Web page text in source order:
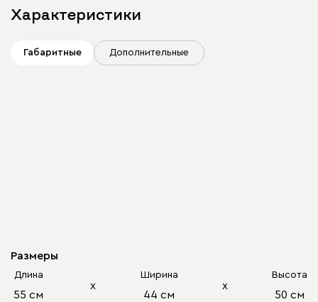
Характеристики
Габаритные Дополнительные
Размеры
Длина
55 см
х
Ширина
44 см
х
Высота
50 см